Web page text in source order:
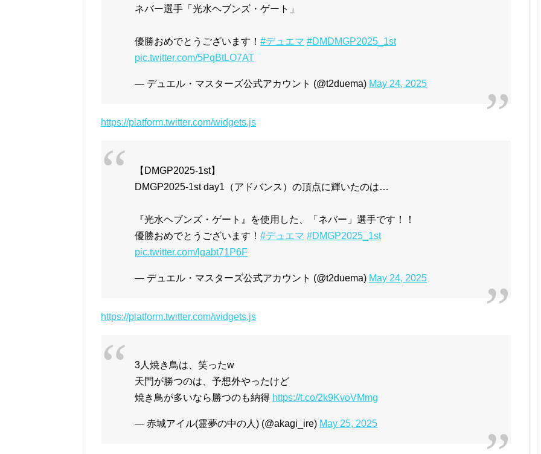
ネバー選手「光水ヘブンズ・ゲート」
優勝おめでとうございます！ #デュエマ #DMDMGP2025_1st
pic.twitter.com/5PqBtLO7AT
— デュエル・マスターズ公式アカウント (@t2duema) May 24, 2025
https://platform.twitter.com/widgets.js
【DMGP2025-1st】
DMGP2025-1st day1（アドバンス）の頂点に輝いたのは…
『光水ヘブンズ・ゲート』を使用した、「ネバー」選手です！！
優勝おめでとうございます！ #デュエマ #DMGP2025_1st
pic.twitter.com/lgabt71P6F
— デュエル・マスターズ公式アカウント (@t2duema) May 24, 2025
https://platform.twitter.com/widgets.js
3人焼き鳥は、笑ったw
天門が勝つのは、予想外やったけど
焼き鳥が多いなら勝つのも納得 https://t.co/2k9KvoVMmg
— 赤城アイル(霊夢の中の人) (@akagi_ire) May 25, 2025